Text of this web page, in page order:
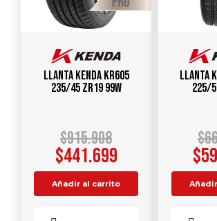
Llanta KENDA KR605
235/45 ZR19 99W
$915.908
$441.699
Añadir al carrito
Llanta
225/
$
$